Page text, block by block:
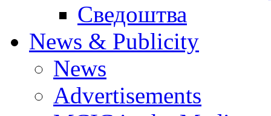
Сведоштва
News & Publicity
News
Advertisements